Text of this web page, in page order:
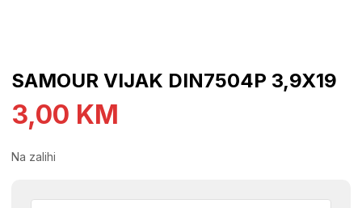
SAMOUR VIJAK DIN7504P 3,9X19
3,00 KM
Na zalihi